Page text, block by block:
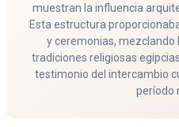
muestran la influencia
Esta estructura
y ceremonias, mezclando
tradiciones religiosas
testimonio del intercambio
período